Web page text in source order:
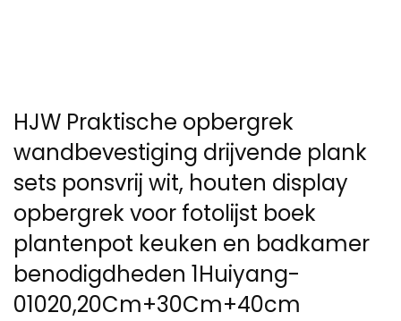
HJW Praktische opbergrek
wandbevestiging drijvende plank
sets ponsvrij wit, houten display
opbergrek voor fotolijst boek
plantenpot keuken en badkamer
benodigdheden 1Huiyang-
01020,20Cm+30Cm+40cm